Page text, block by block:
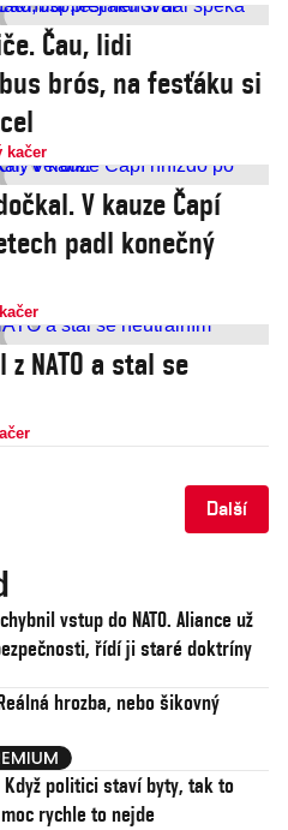
Čau, lidi
brós, na fesťáku si
kačer
V kauze Čapí
padl konečný
NATO a stal se
Další
vstup do NATO. Aliance už
řídí ji staré doktríny
hrozba, nebo šikovný
Když politici staví byty, tak to
rychle to nejde